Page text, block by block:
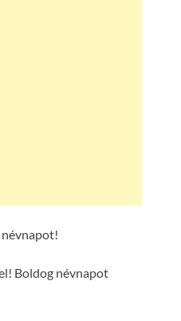
névnapot!
Boldog névnapot